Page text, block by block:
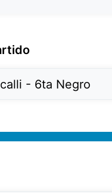
- 6ta Negro